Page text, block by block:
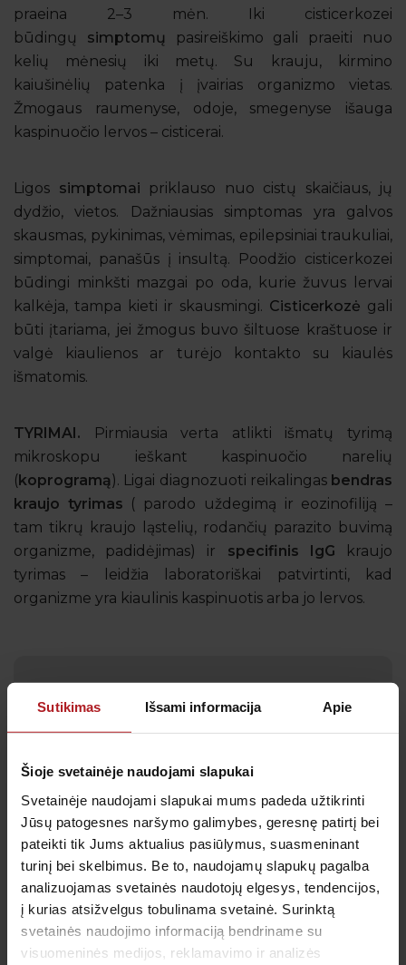
Sutikimas Išsami informacija Apie
Šioje svetainėje naudojami slapukai
Svetainėje naudojami slapukai mums padeda užtikrinti
Jūsų patogesnes naršymo galimybes, geresnę patirtį bei
pateikti tik Jums aktualius pasiūlymus, suasmeninant
turinį bei skelbimus. Be to, naudojamų slapukų pagalba
analizuojamas svetainės naudotojų elgesys, tendencijos,
į kurias atsižvelgus tobulinama svetainė. Surinktą
svetainės naudojimo informaciją bendriname su
visuomeninės medijos, reklamavimo ir analizės
praeina 2–3 mėn. Iki cisticerkozei
būdingų simptomų pasireiškimo gali praeiti nuo
kelių mėnesių iki metų. Su krauju, kirmino
kaiušinėlių patenka į įvairias organizmo vietas.
Žmogaus raumenyse, odoje, smegenyse išauga
kaspinuočio lervos – cisticerai.
Ligos simptomai priklauso nuo cistų skaičiaus, jų
dydžio, vietos. Dažniausias simptomas yra galvos
skausmas, pykinimas, vėmimas, epilepsiniai traukuliai,
simptomai, panašūs į insultą. Poodžio cisticerkozei
būdingi minkšti mazgai po oda, kurie žuvus lervai
kalkėja, tampa kieti ir skausmingi. Cisticerkozė gali
būti įtariama, jei žmogus buvo šiltuose kraštuose ir
valgė kiaulienos ar turėjo kontakto su kiaulės
išmatomis.
TYRIMAI. Pirmiausia verta atlikti išmatų tyrimą
mikroskopu ieškant kaspinuočio narelių
(koprogramą). Ligai diagnozuoti reikalingas bendras
kraujo tyrimas ( parodo uždegimą ir eozinofiliją –
tam tikrų kraujo ląstelių, rodančių parazito buvimą
organizme, padidėjimas) ir specifinis IgG kraujo
tyrimas – leidžia laboratoriškai patvirtinti, kad
organizme yra kiaulinis kaspinuotis arba jo lervos.
Gauk naujienas pirmas
Kas kiek laiko būtina profilaktiškai tikrintis sveikatą?
naujienlaiškį, kad svarbiausi priminimai į Jūsų pašto
dėžutę atkeliautų laiku. Sulauksite ne tik naudingos
informacijos kaip rūpintis savo sveikata, bet ir
geriausių pasiūlymų bei akcijų.
Sutinku su
Patvirtinu, kad man yra 14 metų ar daugiau